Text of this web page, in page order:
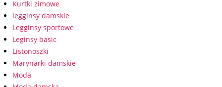
Kurtki zimowe
legginsy damskie
Legginsy sportowe
Leginsy basic
Listonoszki
Marynarki damskie
Moda